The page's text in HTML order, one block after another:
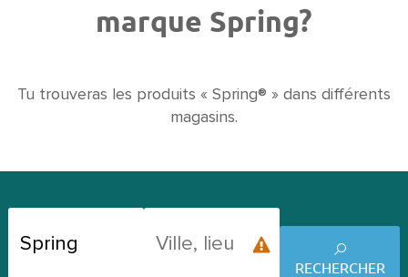
Emplacement actuel
marque Spring?
Tu trouveras les produits « Spring® » dans différents
magasins.
RECHERCHER